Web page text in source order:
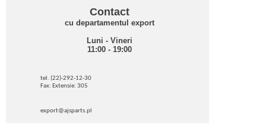
Contact
cu departamentul export
Luni - Vineri
11:00 - 19:00
tel. (22)-292-12-30
Fax: Extensie: 305
export@ajsparts.pl